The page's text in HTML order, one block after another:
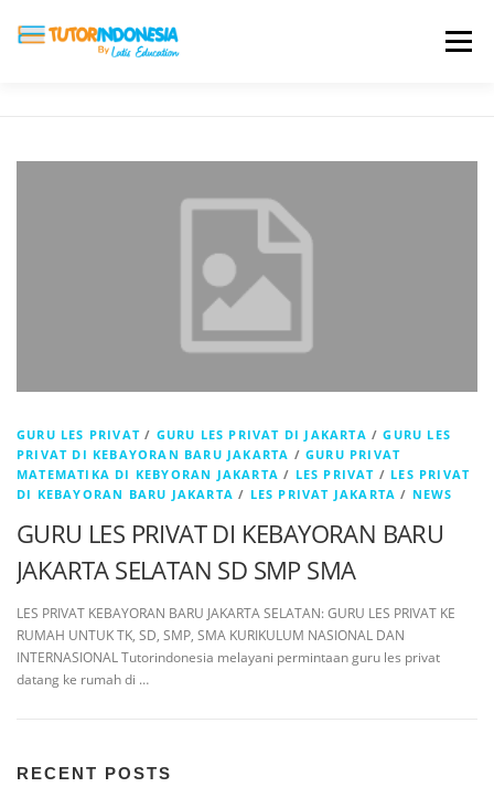
Menu
TESTIMONI PROFIL ALUMNI
DAFTAR SEKOLAH
GURU LES PRIVAT / GURU LES PRIVAT DI JAKARTA /GURU LES
PRIVAT DI KEBAYORAN BARU JAKARTA /GURU PRIVAT
MATEMATIKA DI KEBYORAN JAKARTA / LES PRIVAT / LES PRIVAT
DI KEBAYORAN BARU JAKARTA / LES PRIVAT JAKARTA / NEWS
GURU LES PRIVAT DI KEBAYORAN BARU
JAKARTA SELATAN SD SMP SMA
LES PRIVAT KEBAYORAN BARU JAKARTA SELATAN: GURU LES PRIVAT KE
RUMAH UNTUK TK, SD, SMP, SMA KURIKULUM NASIONAL DAN
INTERNASIONAL Tutorindonesia melayani permintaan guru les privat
datang ke rumah di …
RECENT POSTS